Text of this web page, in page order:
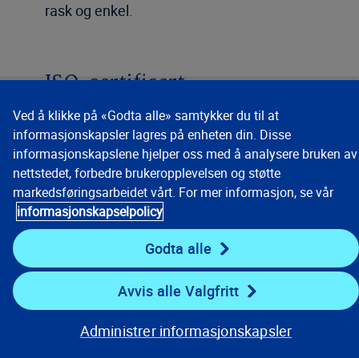
rask og enkel.
ISO-sertifisert
datasikkerhet
Mavera er ISO 27001-sertifisert, noe som
bekrefter at informasjonssikkerhet er høyt
prioritert. Dine sensitive data håndteres
trygt og i tråd med bransjens strengeste
standarder. Systemet tilbyr blant annet
sikker innlogging, tofaktorautentisering
(2FA), integrasjonsmuligheter og SSO,
samt funksjoner som skjermblokkering og
tilgangsbegrensning utenfor EU.
Ved å klikke på «Godta alle» samtykker du til at
informasjonskapsler lagres på enheten din. Disse
informasjonskapslene hjelper oss med å analysere bruken av
nettstedet, forbedre brukeropplevelsen og støtte
markedsføringsarbeidet vårt. For mer informasjon, se vår
informasjonskapselpolicy
Godta alle
Avvis alle Valgfritt
Administrer informasjonskapsler